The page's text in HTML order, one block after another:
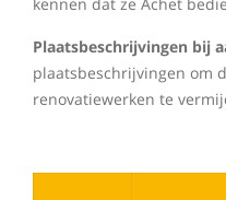
Plaatsbeschrijvingen bij
plaatsbeschrijvingen om
renovatiewerken te